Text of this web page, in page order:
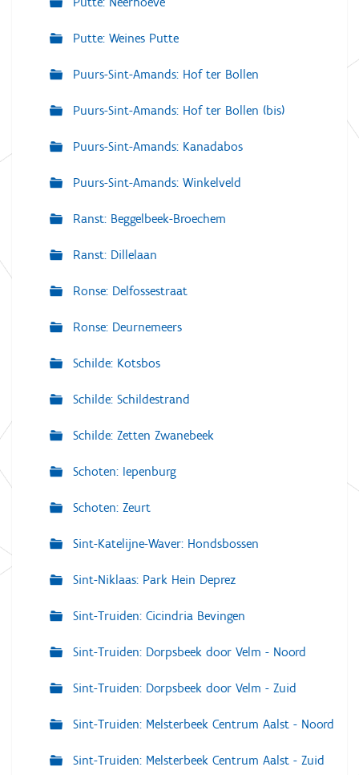
Putte: Weines Putte
Puurs-Sint-Amands: Hof ter Bollen
Puurs-Sint-Amands: Hof ter Bollen (bis)
Puurs-Sint-Amands: Kanadabos
Puurs-Sint-Amands: Winkelveld
Ranst: Beggelbeek-Broechem
Ranst: Dillelaan
Ronse: Delfossestraat
Ronse: Deurnemeers
Schilde: Kotsbos
Schilde: Schildestrand
Schilde: Zetten Zwanebeek
Schoten: Iepenburg
Schoten: Zeurt
Sint-Katelijne-Waver: Hondsbossen
Sint-Niklaas: Park Hein Deprez
Sint-Truiden: Cicindria Bevingen
Sint-Truiden: Dorpsbeek door Velm - Noord
Sint-Truiden: Dorpsbeek door Velm - Zuid
Sint-Truiden: Melsterbeek Centrum Aalst - Noord
Sint-Truiden: Melsterbeek Centrum Aalst - Zuid